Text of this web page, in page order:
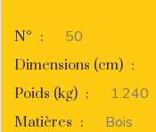
N° :
50
Dimensions (cm) :
Poids (kg) :
1.240
Matières :
Bois